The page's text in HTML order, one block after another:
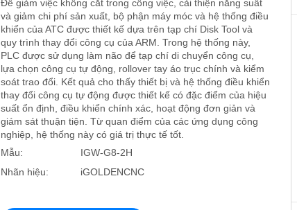
Để giảm việc không cắt trong công việc, cải thiện năng suất
và giảm chi phí sản xuất, bộ phận máy móc và hệ thống điều
khiển của ATC được thiết kế dựa trên tạp chí Disk Tool và
quy trình thay đổi công cụ của ARM. Trong hệ thống này,
PLC được sử dụng làm não để tạp chí di chuyển công cụ,
lựa chọn công cụ tự động, rollover tay áo trục chính và kiểm
soát trao đổi. Kết quả cho thấy thiết bị và hệ thống điều khiển
thay đổi công cụ tự động được thiết kế có đặc điểm của hiệu
suất ổn định, điều khiển chính xác, hoạt động đơn giản và
giám sát thuận tiện. Từ quan điểm của các ứng dụng công
nghiệp, hệ thống này có giá trị thực tế tốt.
Mẫu:
IGW-G8-2H
Nhãn hiệu:
iGOLDENCNC